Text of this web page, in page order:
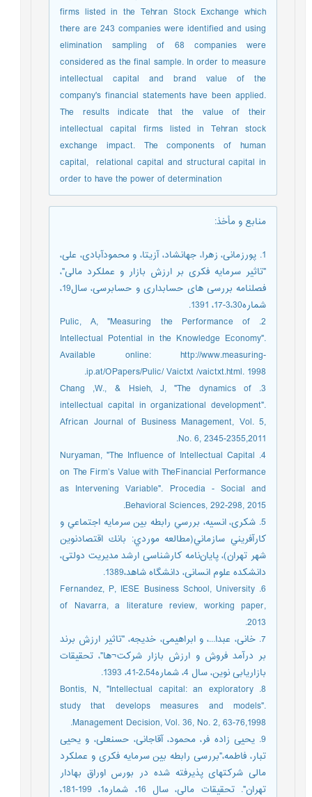
firms listed in the Tehran Stock Exchange which
there are 243 companies were identified and using
elimination sampling of 68 companies were
considered as the final sample. In order to measure
intellectual capital and brand value of the
company's financial statements have been applied.
The results indicate that the value of their
intellectual capital firms listed in Tehran stock
exchange impact. The components of human
capital, relational capital and structural capital in
order to have the power of determination
منابع و مأخذ:
1. پورزمانی، زهرا، جهانشاد، آزیتا، و محمودآبادی، علی،
"تاثیر سرمایه فکری بر ارزش بازار و عملکرد مالی"،
فصلنامه بررسی های حسابداری و حسابرسی، سال19،
شماره3،30-17، 1391.
2. Pulic, A, "Measuring the Performance of
Intellectual Potential in the Knowledge Economy".
Available online: http://www.measuring-
ip.at/OPapers/Pulic/ Vaictxt /vaictxt.html. 1998.
3. Chang ,W., & Hsieh, J, "The dynamics of
intellectual capital in organizational development".
African Journal of Business Management, Vol. 5,
No. 6, 2345-2355,2011.
4. Nuryaman, "The Influence of Intellectual Capital
on The Firm’s Value with TheFinancial Performance
as Intervening Variable". Procedia - Social and
Behavioral Sciences, 292-298, 2015.
5. شکری، انسیه، بررسي رابطه بين سرمايه اجتماعي و
كارآفريني سازماني(مطالعه موردي: بانك اقتصادنوين
شهر تهران)، پایان‌نامه کارشناسی ارشد مدیریت دولتی،
دانشکده علوم انسانی، دانشگاه شاهد،1389.
6. Fernandez, P, IESE Business School, University
of Navarra, a literature review, working paper,
2013.
7. خانی، عبدا...، و ابراهیمی، خدیجه، "تاثیر ارزش برند
بر درآمد فروش و ارزش بازار شرکت¬ها"، تحقیقات
بازاریابی نوین، سال 4، شماره2،54-41، 1393.
8. Bontis, N, "Intellectual capital: an exploratory
study that develops measures and models".
Management Decision, Vol. 36, No. 2, 63-76,1998.
9. یحیی زاده فر، محمود، آقاجانی، حسنعلی، و یحیی
تبار، فاطمه،"بررسی رابطه بین سرمایه فکری و عملکرد
مالی شرکتهای پذیرفته شده در بورس اوراق بهادار
تهران". تحقیقات مالی، سال 16، شماره1، 199-181،